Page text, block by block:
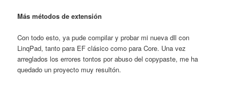
Más métodos de extensión
Con todo esto, ya pude compilar y probar mi nueva dll con
LinqPad, tanto para EF clásico como para Core. Una vez
arreglados los errores tontos por abuso del copypaste, me ha
quedado un proyecto muy resultón.